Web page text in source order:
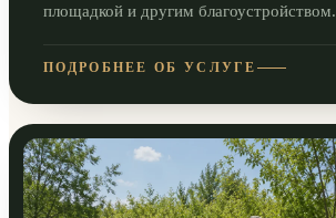
площадкой и другим благоустройством.
ПОДРОБНЕЕ ОБ УСЛУГЕ